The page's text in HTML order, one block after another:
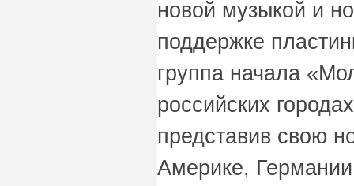
новой музыкой и
поддержке
группа начала
российских
представив свою
Америке,